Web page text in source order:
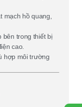
mạch hồ quang,
bên trong thiết bị
cao.
hợp môi trường